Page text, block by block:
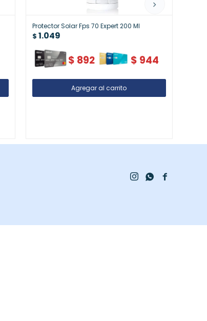
Protector Solar Fps 70 Expert 200 Ml
$ 1.049
$ 892 $ 944

 